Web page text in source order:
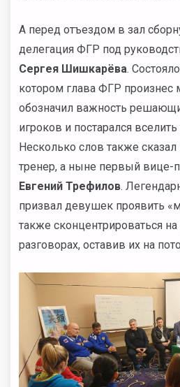
А перед отъездом в зал
делегация ФГР под
Сергея Шишкарёва.
котором глава ФГР произнес
обозначил важность
игроков и постарался
Несколько слов также
тренер, а ныне первый вице-
Евгений Трефилов.
призвал девушек проявить
также сконцентрироваться
разговорах, оставив их на